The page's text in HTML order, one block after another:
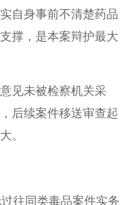
自身事前不清楚药品
撑，是本案辩护最大
见未被检察机关采
后续案件移送审查起
。
往同类毒品案件实务